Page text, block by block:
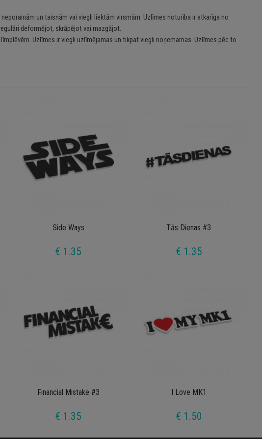
un taisnām vai viegli liektām virsmām. Uzlīmes noturība ir atkarīga no
deformējot, skrāpējot vai mazgājot.
Uzlīmes ir viegli uzlīmējamas un tikpat viegli noņemamas. Uzlīmes pēc to
Side Ways
€ 1.35
Tās Dienas #3
€ 1.35
Financial Mistake #3
€ 1.35
I Love MK1
€ 1.50